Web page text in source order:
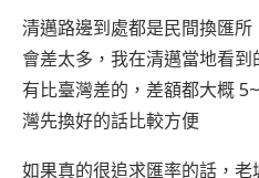
清邁路邊到處都是民間換匯
會差太多，我在清邁當地看
有比臺灣差的，差額都大概
灣先換好的話比較方便
如果真的很追求匯率的話，老